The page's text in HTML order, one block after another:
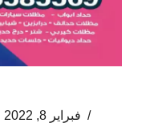
فبراير 8, 2022